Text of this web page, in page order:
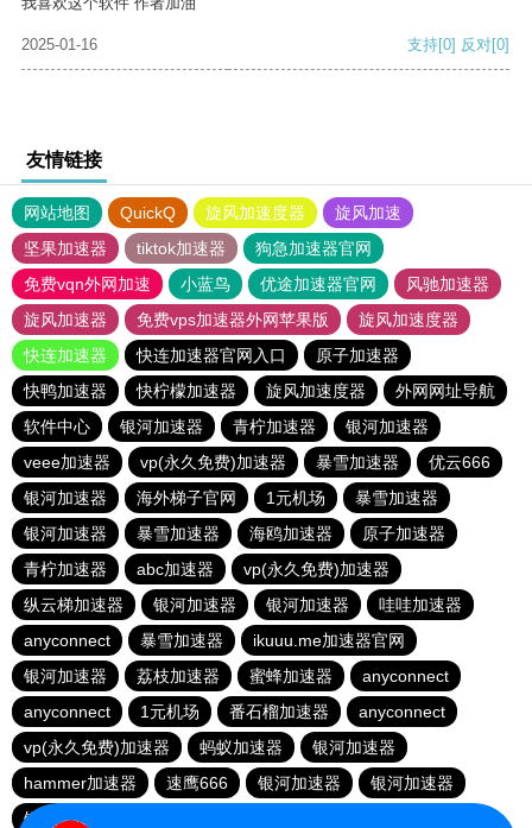
2025-01-16 支持[0] 反对[0]
友情链接
网站地图 QuickQ 旋风加速度器
旋风加速
坚果加速器
tiktok加速器
狗急加速器官网
免费vqn外网加速
小蓝鸟 优途加速器官网
风驰加速器
旋风加速器
免费vps加速器外网苹果版
旋风加速度器
快连加速器
快连加速器官网入口
原子加速器
快鸭加速器
快柠檬加速器 旋风加速度器
外网网址导航
软件中心
银河加速器 青柠加速器
银河加速器
veee加速器
vp(永久免费)加速器 暴雪加速器
优云666
银河加速器
海外梯子官网 1元机场
暴雪加速器
银河加速器
暴雪加速器 海鸥加速器
原子加速器
青柠加速器
abc加速器
vp(永久免费)加速器
纵云梯加速器
银河加速器 银河加速器
哇哇加速器
anyconnect
暴雪加速器
ikuuu.me加速器官网
银河加速器
荔枝加速器 蜜蜂加速器
anyconnect
anyconnect
1元机场 番石榴加速器
anyconnect
vp(永久免费)加速器
蚂蚁加速器
银河加速器
hammer加速器
速鹰666 银河加速器
银河加速器
银河加速器